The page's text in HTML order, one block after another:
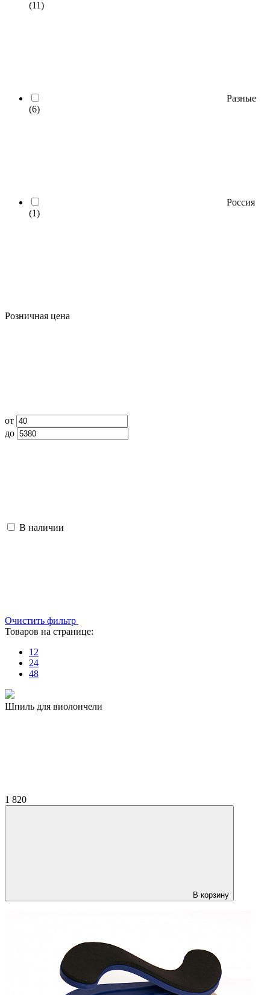
(11)
Разные
(6)
Россия
(1)
Розничная цена
от
до
В наличии
Очистить фильтр
Товаров на странице:
12
24
48
Шпиль для виолончели
1 820
В корзину